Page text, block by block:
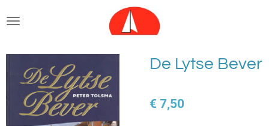
direct
de
hoofdinhoud
De Lytse Bever
€ 7,50